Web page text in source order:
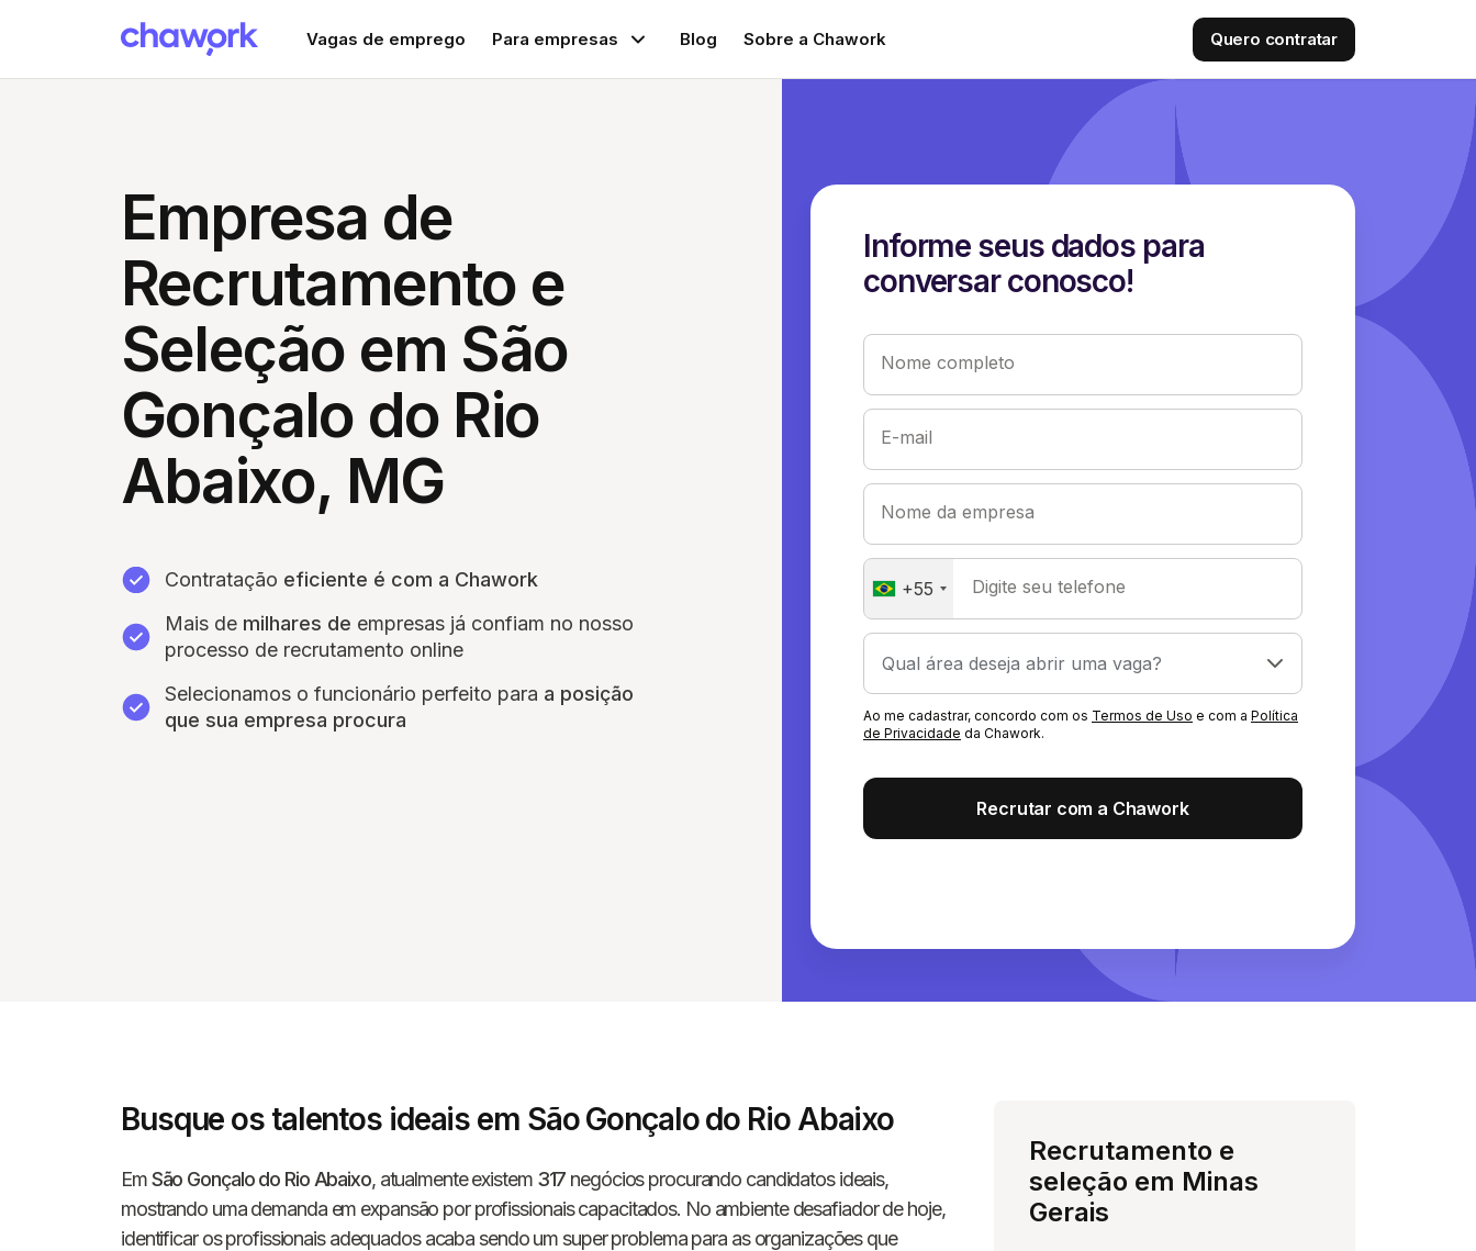
Vagas de emprego Para empresas Blog Sobre a Chawork Quero contratar
Empresa de
Recrutamento e
Seleção em São
Gonçalo do Rio
Abaixo, MG
Contratação eficiente é com a Chawork
Mais de milhares de empresas já confiam no nosso
processo de recrutamento online
Selecionamos o funcionário perfeito para a posição
que sua empresa procura
Informe seus dados para
conversar conosco!
Nome completo
E-mail
Nome da empresa
+55 Digite seu telefone
Ao me cadastrar, concordo com os Termos de Uso e com a Política
de Privacidade da Chawork.
Recrutar com a Chawork
Busque os talentos ideais em São Gonçalo do Rio Abaixo
EmSão Gonçalo do Rio Abaixo, atualmente existem 317 negócios procurando candidatos ideais,
mostrando uma demanda em expansão por profissionais capacitados. No ambiente desafiador de hoje,
identificar os profissionais adequados acaba sendo um super problema para as organizações que
Recrutamento e
seleção em Minas
Gerais